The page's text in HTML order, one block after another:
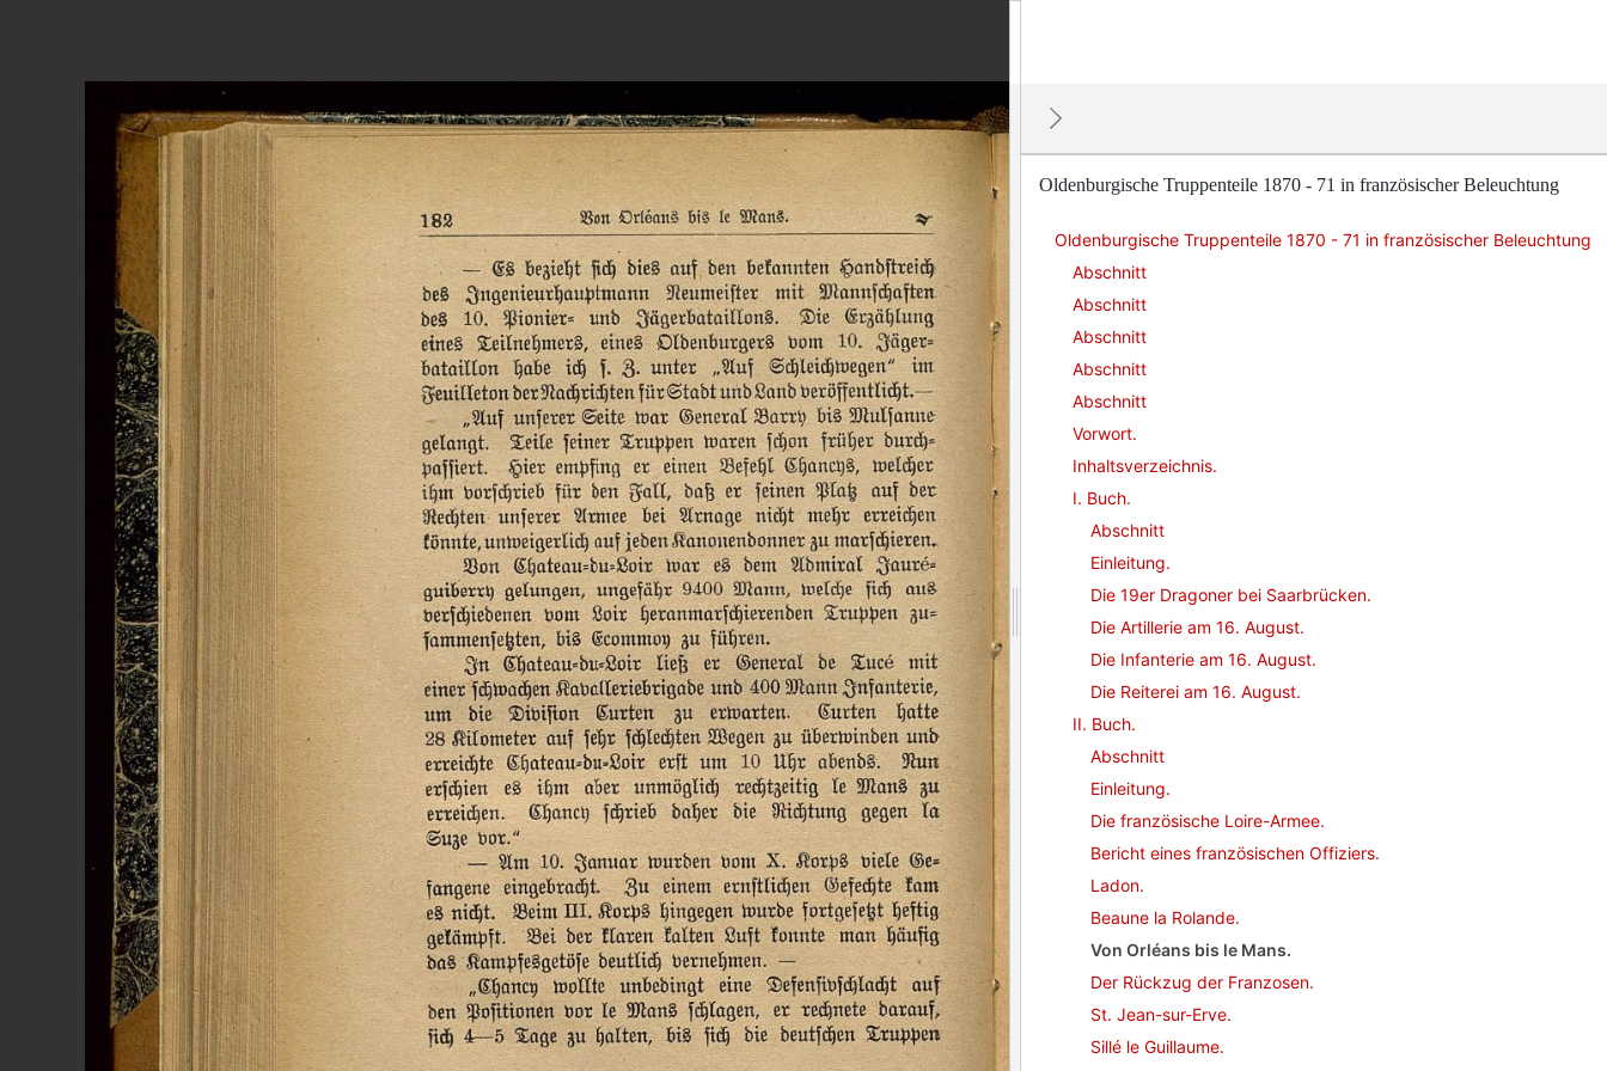
Oldenburgische Truppenteile 1870 - 71 in französischer Beleuchtung
Oldenburgische Truppenteile 1870 - 71 in französischer Beleuchtung
Abschnitt
Abschnitt
Abschnitt
Abschnitt
Abschnitt
Vorwort.
Inhaltsverzeichnis.
I. Buch.
Abschnitt
Einleitung.
Die 19er Dragoner bei Saarbrücken.
Die Artillerie am 16. August.
Die Infanterie am 16. August.
Die Reiterei am 16. August.
II. Buch.
Abschnitt
Einleitung.
Die französische Loire-Armee.
Bericht eines französischen Offiziers.
Ladon.
Beaune la Rolande.
Von Orléans bis le Mans.
Der Rückzug der Franzosen.
St. Jean-sur-Erve.
Sillé le Guillaume.